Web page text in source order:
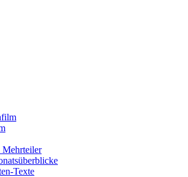
Mehrteiler
Texte